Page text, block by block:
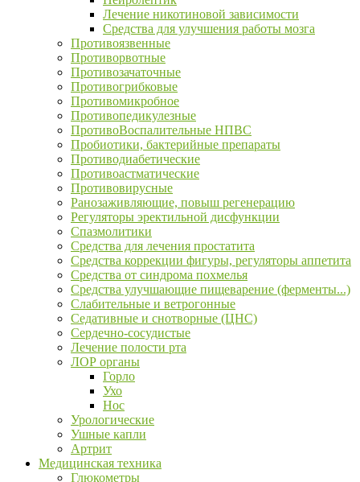
Лечение никотиновой зависимости
Средства для улучшения работы мозга
Противоязвенные
Противорвотные
Противозачаточные
Противогрибковые
Противомикробное
Противопедикулезные
ПротивоВоспалительные НПВС
Пробиотики, бактерийные препараты
Противодиабетические
Противоастматические
Противовирусные
Ранозаживляющие, повыш регенерацию
Регуляторы эректильной дисфункции
Спазмолитики
Средства для лечения простатита
Средства коррекции фигуры, регуляторы аппетита
Средства от синдрома похмелья
Средства улучшающие пищеварение (ферменты...)
Слабительные и ветрогонные
Седативные и снотворные (ЦНС)
Сердечно-сосудистые
Лечение полости рта
ЛОР органы
Горло
Ухо
Нос
Урологические
Ушные капли
Артрит
Медицинская техника
Глюкометры